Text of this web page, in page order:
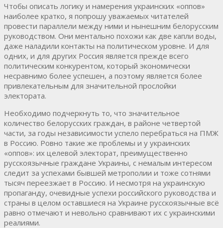
Чтобы описать логику и намерения украинских «оппов»
наиболее кратко, я попрошу уважаемых читателей
провести параллели между ними и нынешним белорусским
руководством. Они ментально похожи как две капли воды,
даже наладили контакты на политическом уровне. И для
одних, и для других Россия является прежде всего
политическим конкурентом, который экономически
несравнимо более успешен, а поэтому является более
привлекательным для значительной прослойки
электората.
Необходимо подчеркнуть то, что значительное
количество белорусских граждан, в районе четвертой
части, за годы независимости успело перебраться на ПМЖ
в Россию. Ровно такие же проблемы и у украинских
«оппов»: их целевой электорат, преимущественно
русскоязычные граждане Украины, с немалым интересом
следит за успехами бывшей метрополии и тоже сотнями
тысяч переезжает в Россию. И несмотря на украинскую
пропаганду, очевидные успехи российского руководства и
страны в целом оставшиеся на Украине русскоязычные всё
равно отмечают и невольно сравнивают их с украинскими
реалиями.